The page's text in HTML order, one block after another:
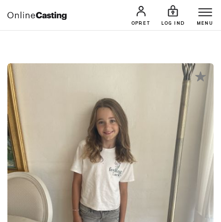
OPRET LOG IND MENU
CASTINGS & JOBS SØG PROFIL